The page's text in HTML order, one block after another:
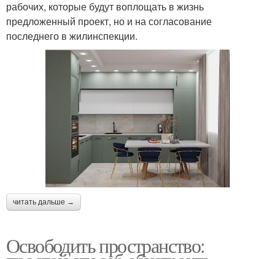
рабочих, которые будут воплощать в жизнь
предложенный проект, но и на согласование
последнего в жилинспекции.
читать дальше →
Освободить пространство: